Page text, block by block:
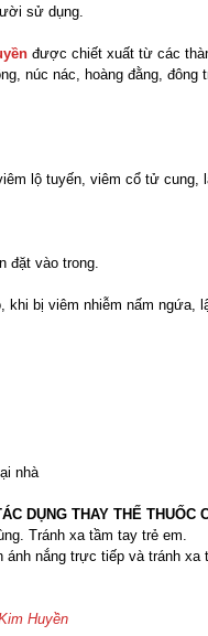
sử dụng.
được chiết xuất từ các
núc nác, hoàng đằng, đông
lộ tuyến, viêm cổ tử cung,
đặt vào trong.
bị viêm nhiễm nấm ngứa,
nhà
DỤNG THAY THẾ THUỐC
Tránh xa tầm tay trẻ em.
nắng trực tiếp và tránh xa
Huyền